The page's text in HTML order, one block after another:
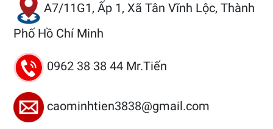
A7/11G1, Ấp 1, Xã Tân Vĩnh Lộc, Thành
Phố Hồ Chí Minh
0962 38 38 44 Mr.Tiến
caominhtien3838@gmail.com